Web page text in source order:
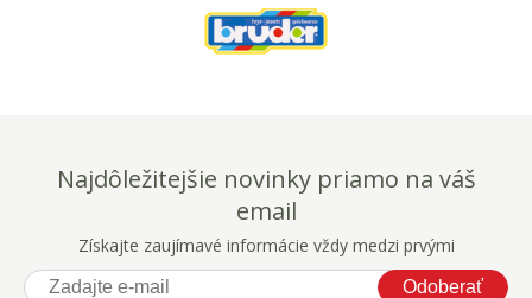
Najdôležitejšie novinky priamo na váš
email
Získajte zaujímavé informácie vždy medzi prvými
Odoberať